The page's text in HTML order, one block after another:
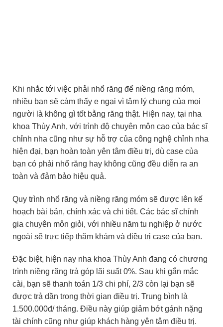
Khi nhắc tới việc phải nhổ răng để niềng răng móm,
nhiều bạn sẽ cảm thấy e ngại vì tâm lý chung của mọi
người là không gì tốt bằng răng thật. Hiện nay, tại nha
khoa Thùy Anh, với trình độ chuyên môn cao của bác sĩ
chỉnh nha cũng như sự hỗ trợ của công nghệ chỉnh nha
hiện đại, bạn hoàn toàn yên tâm điều trị, dù case của
bạn có phải nhổ răng hay không cũng đều diễn ra an
toàn và đảm bảo hiệu quả.
Quy trình nhổ răng và niềng răng móm sẽ được lên kế
hoạch bài bản, chính xác và chi tiết. Các bác sĩ chỉnh
gia chuyên môn giỏi, với nhiều năm tu nghiệp ở nước
ngoài sẽ trực tiếp thăm khám và điều trị case của bạn.
Đặc biệt, hiện nay nha khoa Thùy Anh đang có chương
trình niềng răng trả góp lãi suất 0%. Sau khi gắn mắc
cài, bạn sẽ thanh toán 1/3 chi phí, 2/3 còn lại bạn sẽ
được trả dần trong thời gian điều trị. Trung bình là
1.500.000đ/ tháng. Điều này giúp giảm bớt gánh nặng
tài chính cũng như giúp khách hàng yên tâm điều trị.